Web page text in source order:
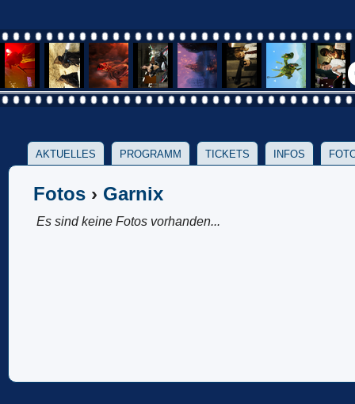
AKTUELLES PROGRAMM TICKETS INFOS
Fotos › Garnix
Es sind keine Fotos vorhanden...